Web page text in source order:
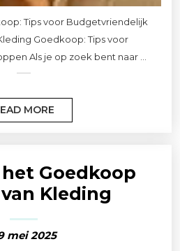
Tips voor Budgetvriendelijk
Goedkoop: Tips voor
Als je op zoek bent naar ...
MORE
Goedkoop
Kleding
mei 2025